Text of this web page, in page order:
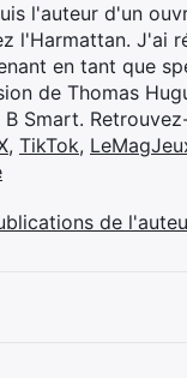
l'auteur d'un
l'Harmattan. J'ai
en tant que
de Thomas
B Smart.
, TikTok,
de